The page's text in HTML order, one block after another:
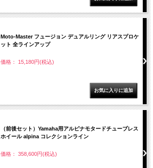
Moto-Master フュージョン デュアルリング リアスプロケ
ット 全ラインアップ
価格： 15,180円(税込)
（前後セット）Yamaha用アルピナモタードチューブレス
ホイール alpina コレクションライン
価格： 358,600円(税込)